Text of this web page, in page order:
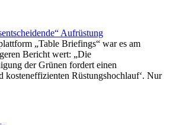
Aufrüstung
„Table Briefings“ war es am
Bericht wert: „Die
der Grünen fordert einen
kosteneffizienten Rüstungshochlauf‘. Nur